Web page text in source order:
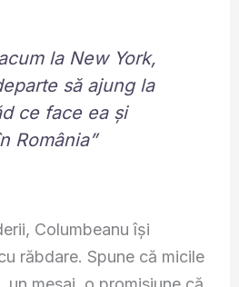
la New York,
să ajung la
ce face ea și
România”
Columbeanu își
răbdare. Spune că micile